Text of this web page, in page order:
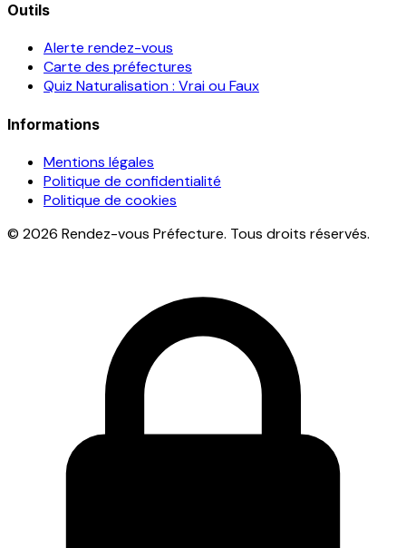
Outils
Alerte rendez-vous
Carte des préfectures
Quiz Naturalisation : Vrai ou Faux
Informations
Mentions légales
Politique de confidentialité
Politique de cookies
© 2026 Rendez-vous Préfecture. Tous droits réservés.